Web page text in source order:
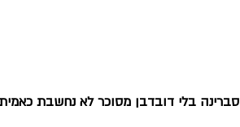
סברינה בלי דובדבן מסוכר לא נחשבת